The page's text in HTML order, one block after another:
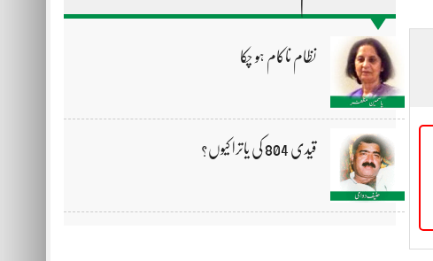
نظام ناکام ہو چکا
قیدی 804 کی یاترا کیوں؟